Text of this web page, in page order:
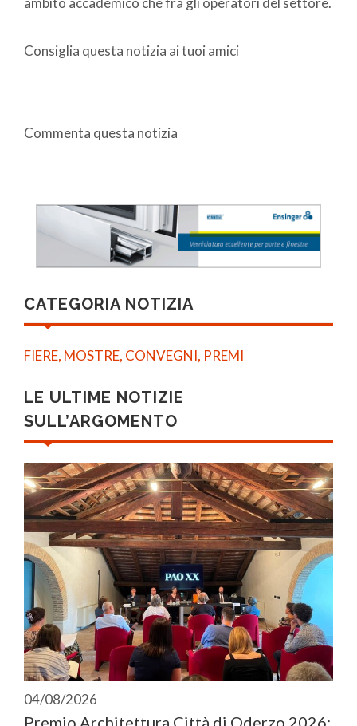
Consiglia questa notizia ai tuoi amici
Commenta questa notizia
CATEGORIA NOTIZIA
FIERE, MOSTRE, CONVEGNI, PREMI
LE ULTIME NOTIZIE
SULL’ARGOMENTO
04/08/2026